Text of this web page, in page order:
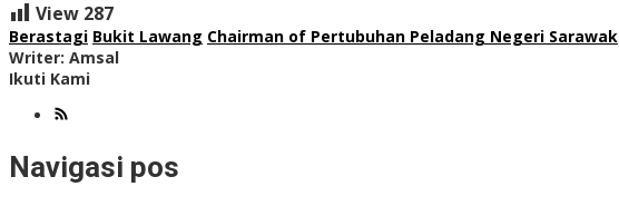
View 287
Berastagi Bukit Lawang Chairman of Pertubuhan Peladang Negeri Sarawak
Writer: Amsal
Ikuti Kami
Navigasi pos